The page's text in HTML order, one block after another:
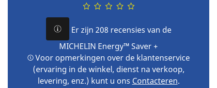
Er zijn 208 recensies van de
MICHELIN Energy™ Saver +
Voor opmerkingen over de klantenservice
(ervaring in de winkel, dienst na verkoop,
levering, enz.) kunt u ons Contacteren.